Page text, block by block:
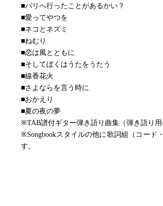
■パリへ行ったことがあるかい？
■愛ってやつを
■ネコとネズミ
■ねむり
■恋は風とともに
■そしてぼくはうたをうたう
■線香花火
■さよならを言う時に
■おかえり
■夏の夜の夢
※TAB譜付ギター弾き語り曲集（弾き語り用
※Songbookスタイルの他に歌詞組（コード
す。